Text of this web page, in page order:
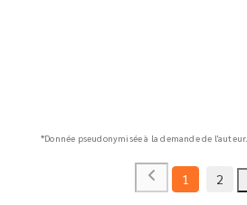
*Donnée pseudonymisée à la demande de l'auteur.
1 2